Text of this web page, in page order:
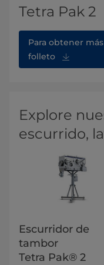
Tetra Pak 2
Para obtener
folleto
Explore
escurrido,
Escurridor de
tambor
Tetra Pak® 2